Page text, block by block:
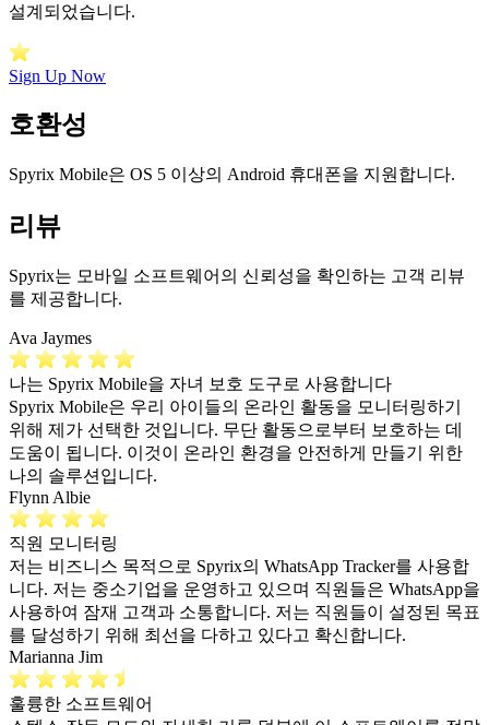
설계되었습니다.
Sign Up Now
호환성
Spyrix Mobile은 OS 5 이상의 Android 휴대폰을 지원합니다.
리뷰
Spyrix는 모바일 소프트웨어의 신뢰성을 확인하는 고객 리뷰
를 제공합니다.
Ava Jaymes
나는 Spyrix Mobile을 자녀 보호 도구로 사용합니다
Spyrix Mobile은 우리 아이들의 온라인 활동을 모니터링하기
위해 제가 선택한 것입니다. 무단 활동으로부터 보호하는 데
도움이 됩니다. 이것이 온라인 환경을 안전하게 만들기 위한
나의 솔루션입니다.
Flynn Albie
직원 모니터링
저는 비즈니스 목적으로 Spyrix의 WhatsApp Tracker를 사용합
니다. 저는 중소기업을 운영하고 있으며 직원들은 WhatsApp을
사용하여 잠재 고객과 소통합니다. 저는 직원들이 설정된 목표
를 달성하기 위해 최선을 다하고 있다고 확신합니다.
Marianna Jim
훌륭한 소프트웨어